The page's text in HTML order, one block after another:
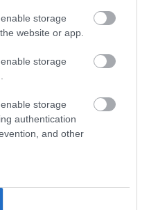
storage
website or app.
storage
storage
authentication
and other
kóstolgass
és Gyémánt világát!